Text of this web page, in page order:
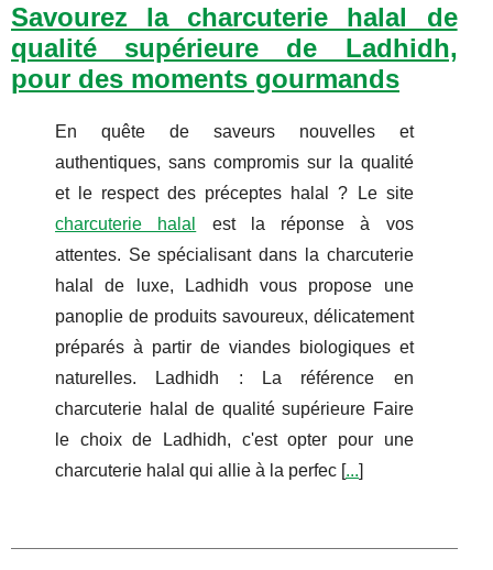
Savourez la charcuterie halal de
qualité supérieure de Ladhidh,
pour des moments gourmands
En quête de saveurs nouvelles et
authentiques, sans compromis sur la qualité
et le respect des préceptes halal ? Le site
charcuterie halal
est la réponse à vos
attentes. Se spécialisant dans la charcuterie
halal de luxe, Ladhidh vous propose une
panoplie de produits savoureux, délicatement
préparés à partir de viandes biologiques et
naturelles. Ladhidh : La référence en
charcuterie halal de qualité supérieure Faire
le choix de Ladhidh, c'est opter pour une
charcuterie halal qui allie à la perfec [...]